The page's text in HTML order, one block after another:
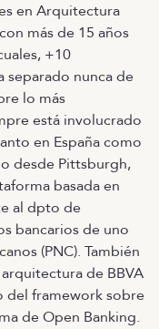
en Arquitectura
más de 15 años
+10
separado nunca de
lo más
está involucrado
en España como
desde Pittsburgh,
basada en
al dpto de
bancarios de uno
(PNC). También
de BBVA
del framework sobre
de Open Banking.